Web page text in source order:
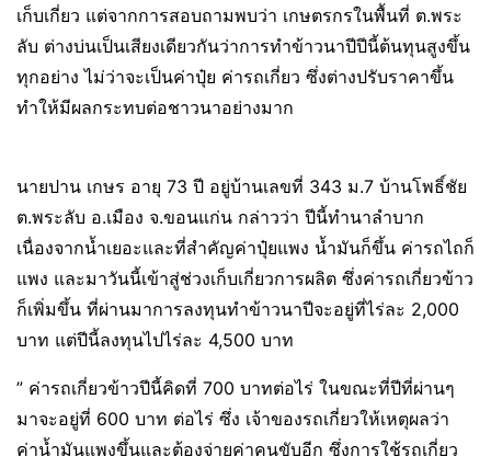
เก็บเกี่ยว แต่จากการสอบถามพบว่า เกษตรกรในพื้นที่ ต.พระ
ลับ ต่างบ่นเป็นเสียงเดียวกันว่าการทำข้าวนาปีปีนี้ต้นทุนสูงขึ้น
ทุกอย่าง ไม่ว่าจะเป็นค่าปุ๋ย ค่ารถเกี่ยว ซึ่งต่างปรับราคาขึ้น
ทำให้มีผลกระทบต่อชาวนาอย่างมาก
นายปาน เกษร อายุ 73 ปี อยู่บ้านเลขที่ 343 ม.7 บ้านโพธิ์ชัย
ต.พระลับ อ.เมือง จ.ขอนแก่น กล่าวว่า ปีนี้ทำนาลำบาก
เนื่องจากน้ำเยอะและที่สำคัญค่าปุ๋ยแพง น้ำมันก็ขึ้น ค่ารถไถก็
แพง และมาวันนี้เข้าสู่ช่วงเก็บเกี่ยวการผลิต ซึ่งค่ารถเกี่ยวข้าว
ก็เพิ่มขึ้น ที่ผ่านมาการลงทุนทำข้าวนาปีจะอยู่ที่ไร่ละ 2,000
บาท แต่ปีนี้ลงทุนไปไร่ละ 4,500 บาท
” ค่ารถเกี่ยวข้าวปีนี้คิดที่ 700 บาทต่อไร่ ในขณะที่ปีที่ผ่านๆ
มาจะอยู่ที่ 600 บาท ต่อไร่ ซึ่ง เจ้าของรถเกี่ยวให้เหตุผลว่า
ค่าน้ำมันแพงขึ้นและต้องจ่ายค่าคนขับอีก ซึ่งการใช้รถเกี่ยว